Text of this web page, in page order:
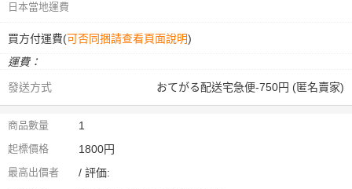
日本當地運費
買方付運費(可否同捆請查看頁面說明)
運費：
發送方式
おてがる配送宅急便-750円 (匿名賣家)
商品數量 1
起標價格 1800円
最高出價者 / 評価: